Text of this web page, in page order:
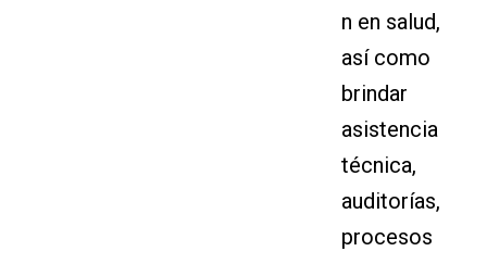
n en salud,
así como
brindar
asistencia
técnica,
auditorías,
procesos